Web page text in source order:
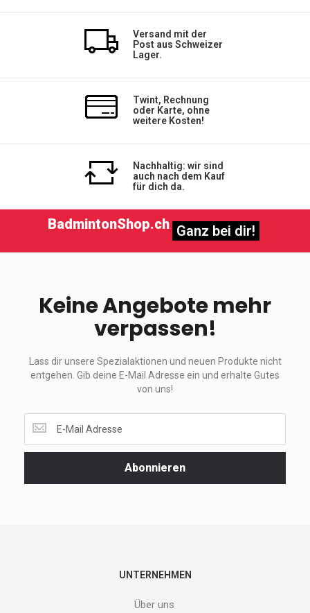
Versand mit der
Post aus Schweizer
Lager.
Twint, Rechnung
oder Karte, ohne
weitere Kosten!
Nachhaltig: wir sind
auch nach dem Kauf
für dich da.
BadmintonShop.ch Ganz bei dir!
Keine Angebote mehr
verpassen!
Lass dir unsere Spezialaktionen und neuen Produkte nicht
entgehen. Gib deine E-Mail Adresse ein und erhalte Gutes
von uns!
dir
unsere
Abonnieren
UNTERNEHMEN
Über uns